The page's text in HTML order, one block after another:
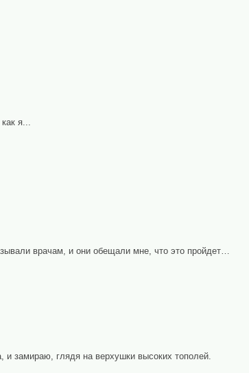
я...
врачам, и они обещали мне, что это пройдет…
замираю, глядя на верхушки высоких тополей.